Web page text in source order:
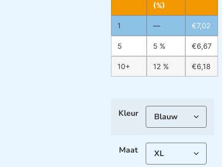
(%)
1 — €7,02
5 5 % €6,67
10+ 12 % €6,18
Kleur
Maat